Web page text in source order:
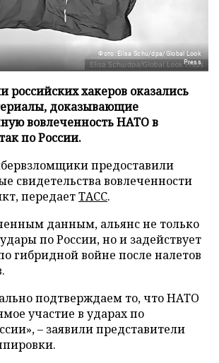
Фото: Elisa Schu/dpa/Global Look
Press
российских хакеров оказались
доказывающие
вовлеченность НАТО в
по России.
предоставили
свидетельства вовлеченности
передаетТАСС.
данным, альянс не только
по России, но и задействует
гибридной войне после налетов
подтверждаем то, что НАТО
участие в ударах по
– заявили представители